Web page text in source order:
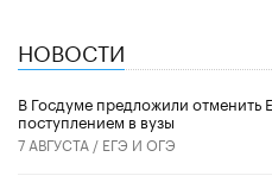
НОВОСТИ
В Госдуме предложили отменить
поступлением в вузы
7 АВГУСТА / ЕГЭ И ОГЭ